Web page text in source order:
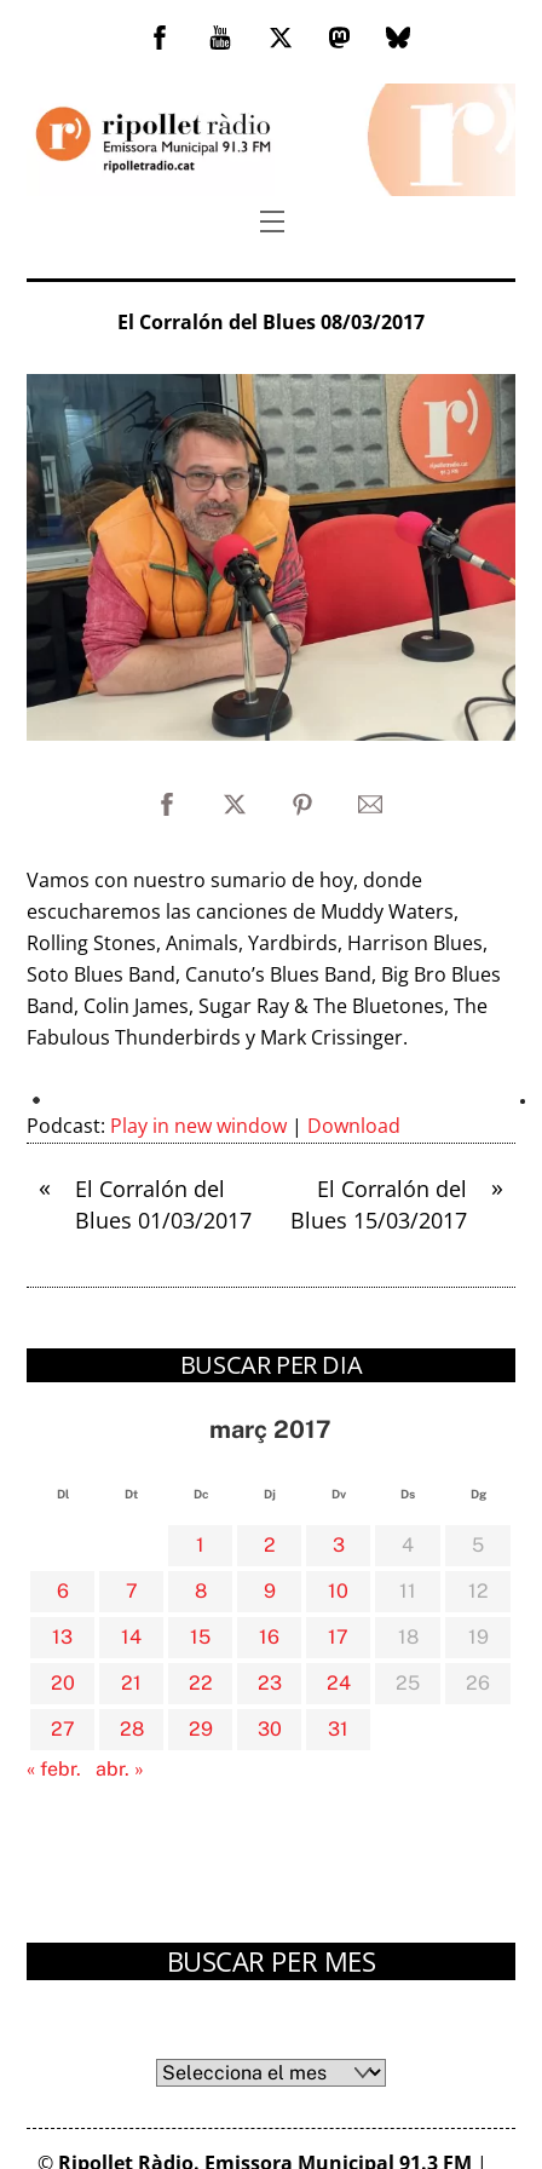
Facebook
You
TwitterMastodonBluesky
Menu
El Corralón del Blues 08/03/2017
Vamos con nuestro sumario de hoy, donde
escucharemos las canciones de Muddy Waters,
Rolling Stones, Animals, Yardbirds, Harrison Blues,
Soto Blues Band, Canuto’s Blues Band, Big Bro Blues
Band, Colin James, Sugar Ray & The Bluetones, The
Fabulous Thunderbirds y Mark Crissinger.
Podcast: Play in new window | Download
«
El Corralón del
Blues 01/03/2017
»
El Corralón del
Blues 15/03/2017
BUSCAR PER DIA
març 2017
Dl Dt Dc Dj Dv Ds Dg
1 2 3 4
5
6
7 8 9 10 11
12
13
14 15 16 17 18
19
20
21 22 23 24 25
26
27
28 29 30
31
« febr.
abr. »
BUSCAR PER MES
Arxius
© Ripollet Ràdio. Emissora Municipal 91.3 FM |